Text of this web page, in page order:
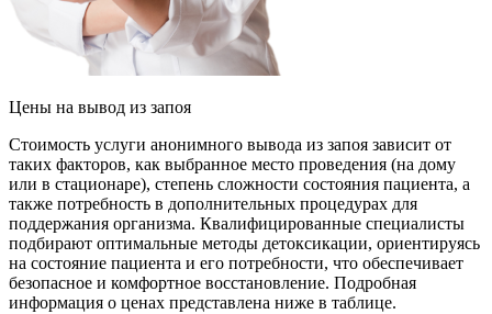
Цены на вывод из запоя
Стоимость услуги анонимного вывода из запоя зависит от
таких факторов, как выбранное место проведения (на дому
или в стационаре), степень сложности состояния пациента, а
также потребность в дополнительных процедурах для
поддержания организма. Квалифицированные специалисты
подбирают оптимальные методы детоксикации, ориентируясь
на состояние пациента и его потребности, что обеспечивает
безопасное и комфортное восстановление. Подробная
информация о ценах представлена ниже в таблице.